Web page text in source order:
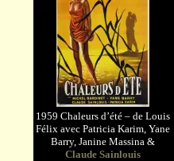
1959 Chaleurs d’été – de Louis
Félix avec Patricia Karim, Yane
Barry, Janine Massina &
Claude Sainlouis